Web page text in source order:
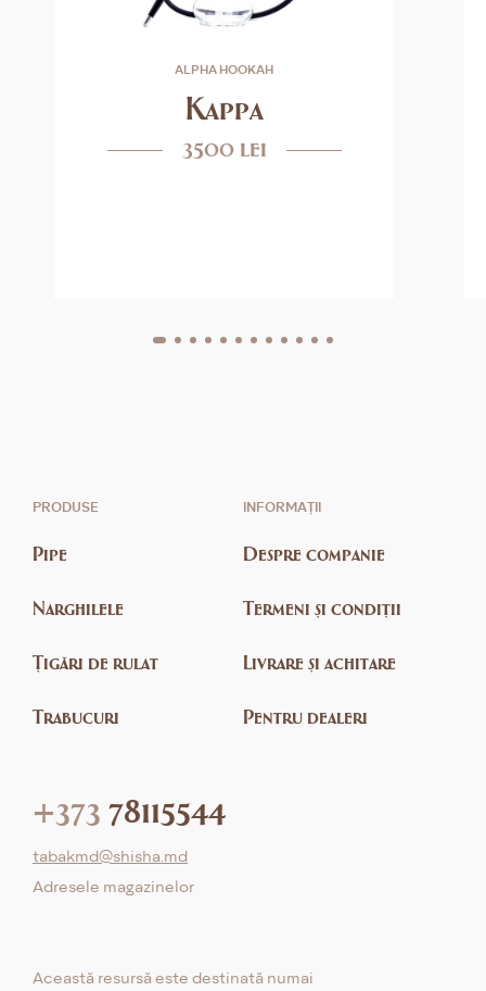
ALPHA HOOKAH
Kappa
3500 lei
PRODUSE
Pipe
Narghilele
Țigări de rulat
Trabucuri
INFORMAȚII
Despre companie
Termeni și condiții
Livrare și achitare
Pentru dealeri
+373 78115544
tabakmd@shisha.md
Adresele magazinelor
Această resursă este destinată numai